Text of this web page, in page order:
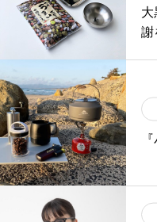
大
謝
け
子
分